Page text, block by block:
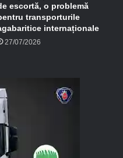
escortă, o problemă
transporturile
internaționale
27/07/2026